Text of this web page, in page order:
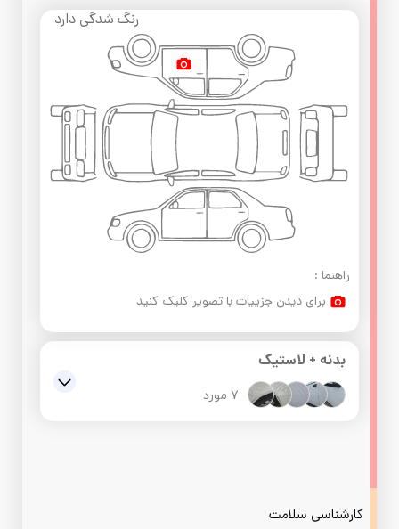
رنگ شدگی دارد
راهنما :
برای دیدن جزییات با تصویر کلیک کنید
بدنه + لاستیک
7 مورد
کارشناسی سلامت